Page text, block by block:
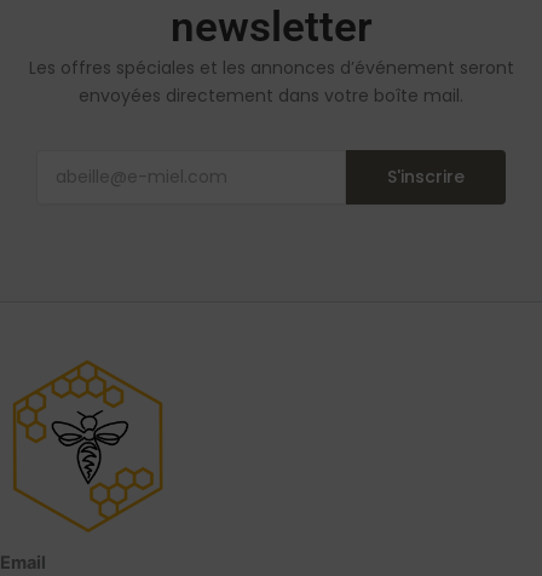
newsletter
Les offres spéciales et les annonces d’événement seront
envoyées directement dans votre boîte mail.
S'inscrire
Email